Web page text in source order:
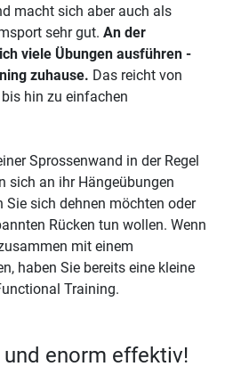
macht sich aber auch als
sehr gut. An der
viele Übungen ausführen -
zuhause. Das reicht von
hin zu einfachen
Sprossenwand in der Regel
sich an ihr Hängeübungen
Sie sich dehnen möchten oder
Rücken tun wollen. Wenn
mit einem
haben Sie bereits eine kleine
Training.
enorm effektiv!